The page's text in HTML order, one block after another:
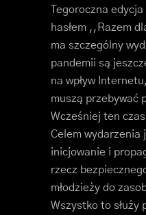
Tegoroczna
hasłem ,,Razem
ma szczególny
pandemii są
na wpływ
muszą przebywać
Wcześniej ten
Celem wydarzenia
inicjowanie i
rzecz
młodzieży do
Wszystko to służy